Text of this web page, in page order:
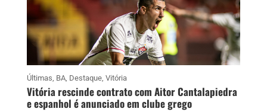
Últimas, BA, Destaque, Vitória
Vitória rescinde contrato com Aitor Cantalapiedra
e espanhol é anunciado em clube grego